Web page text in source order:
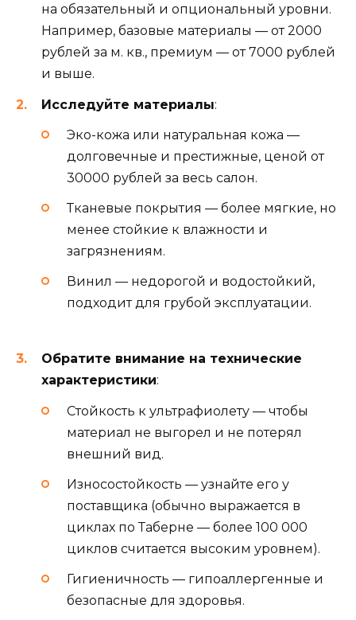
на обязательный и опциональный уровни.
Например, базовые материалы — от 2000
рублей за м. кв., премиум — от 7000 рублей
и выше.
Исследуйте материалы:
Эко-кожа или натуральная кожа —
долговечные и престижные, ценой от
30000 рублей за весь салон.
Тканевые покрытия — более мягкие, но
менее стойкие к влажности и
загрязнениям.
Винил — недорогой и водостойкий,
подходит для грубой эксплуатации.
Обратите внимание на технические
характеристики:
Стойкость к ультрафиолету — чтобы
материал не выгорел и не потерял
внешний вид.
Износостойкость — узнайте его у
поставщика (обычно выражается в
циклах по Таберне — более 100 000
циклов считается высоким уровнем).
Гигиеничность — гипоаллергенные и
безопасные для здоровья.